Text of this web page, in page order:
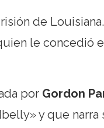
de
le concedió
por Gordon
y que narra